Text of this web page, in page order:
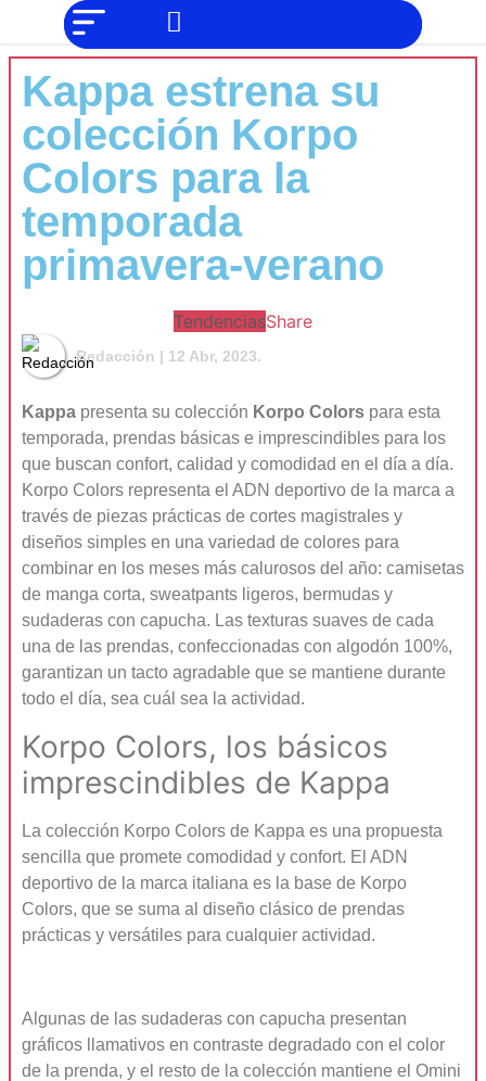
Tendencias
Entrevistas
Foodie
Cultura
Mix
series
Barras
Del
Mes
PERO IGUAL
TAMBIÉN TE
AYUDAR
Kappa estrena su
colección Korpo
Colors para la
temporada
primavera-verano
TendenciasShare
Redacción | 12 Abr, 2023.
Kappa presenta su colección Korpo Colors para esta
temporada, prendas básicas e imprescindibles para los
que buscan confort, calidad y comodidad en el día a día.
Korpo Colors representa el ADN deportivo de la marca a
través de piezas prácticas de cortes magistrales y
diseños simples en una variedad de colores para
combinar en los meses más calurosos del año: camisetas
de manga corta, sweatpants ligeros, bermudas y
sudaderas con capucha. Las texturas suaves de cada
una de las prendas, confeccionadas con algodón 100%,
garantizan un tacto agradable que se mantiene durante
todo el día, sea cuál sea la actividad.
Korpo Colors, los básicos
imprescindibles de Kappa
La colección Korpo Colors de Kappa es una propuesta
sencilla que promete comodidad y confort. El ADN
deportivo de la marca italiana es la base de Korpo
Colors, que se suma al diseño clásico de prendas
prácticas y versátiles para cualquier actividad.
Algunas de las sudaderas con capucha presentan
gráficos llamativos en contraste degradado con el color
de la prenda, y el resto de la colección mantiene el Omini